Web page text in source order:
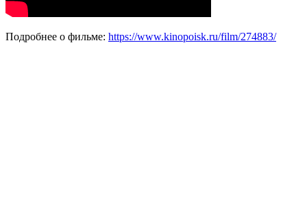
Подробнее о фильме: https://www.kinopoisk.ru/film/274883/